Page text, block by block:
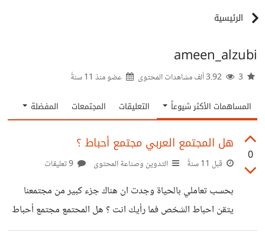
الرئيسية
ameen_alzubi
عضو منذ 11 سنةً
المساهمات الأكثر شيوعاً التعليقات المجتمعات المفضلة
0
هل المجتمع العربي مجتمع أحباط ؟
قبل 11 سنةً التدوين وصناعة المحتوى
بحسب تعاملي بالحياة وجدت ان هناك جزء كبير من مجتمعنا
يتقن احباط الشخص فما رأيك انت ؟ هل المحتمع مجتمع أحباط
؟